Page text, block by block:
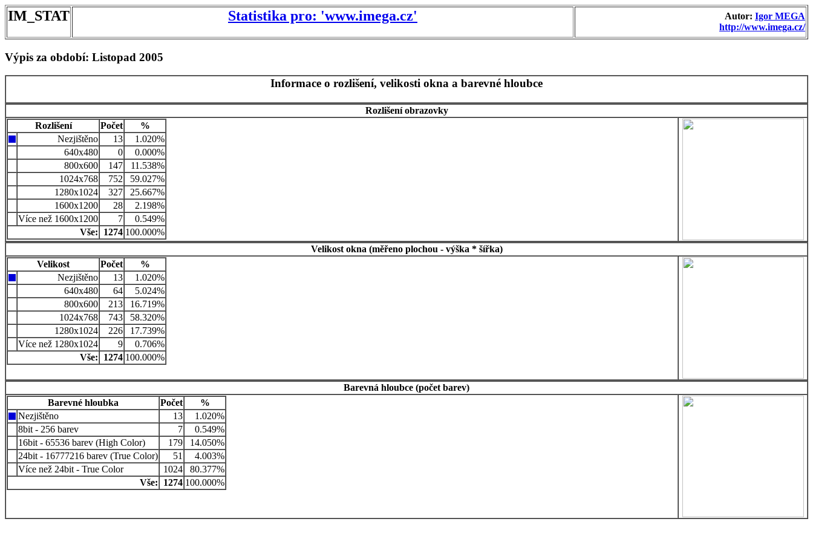
IM_STAT Statistika pro: 'www.imega.cz' Autor: Igor MEGA
http://www.imega.cz/
Výpis za období: Listopad 2005
Informace o rozlišení, velikosti okna a barevné hloubce
Rozlišení obrazovky
Rozlišení
Počet
%
Nezjištěno
13
1.020%
640x480
0
0.000%
800x600
147
11.538%
1024x768
752
59.027%
1280x1024
327
25.667%
1600x1200
28
2.198%
Více než 1600x1200
7
0.549%
Vše:
1274 100.000%
Velikost okna (měřeno plochou - výška * šířka)
Velikost
Počet
%
Nezjištěno
13
1.020%
640x480
64
5.024%
800x600
213
16.719%
1024x768
743
58.320%
1280x1024
226
17.739%
Více než 1280x1024
9
0.706%
Vše:
1274 100.000%
Barevná hloubce (počet barev)
Barevné hloubka
Počet
%
Nezjištěno
13
1.020%
8bit - 256 barev
7
0.549%
16bit - 65536 barev (High Color)
179
14.050%
24bit - 16777216 barev (True Color)
51
4.003%
Více než 24bit - True Color
1024
80.377%
Vše:
1274 100.000%